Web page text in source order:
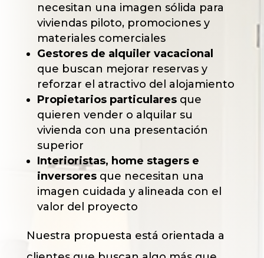
necesitan una imagen sólida para
viviendas piloto, promociones y
materiales comerciales
Gestores de alquiler vacacional
que buscan mejorar reservas y
reforzar el atractivo del alojamiento
Propietarios particularesque
quieren vender o alquilar su
vivienda con una presentación
superior
Interioristas, home stagers e
inversoresque necesitan una
imagen cuidada y alineada con el
valor del proyecto
Nuestra propuesta está orientada a